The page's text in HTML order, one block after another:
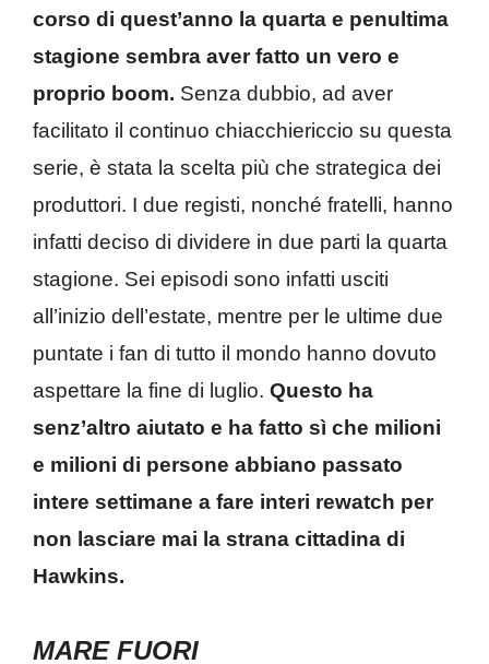
corso di quest’anno la quarta e penultima
stagione sembra aver fatto un vero e
proprio boom. Senza dubbio, ad aver
facilitato il continuo chiacchiericcio su questa
serie, è stata la scelta più che strategica dei
produttori. I due registi, nonché fratelli, hanno
infatti deciso di dividere in due parti la quarta
stagione. Sei episodi sono infatti usciti
all’inizio dell’estate, mentre per le ultime due
puntate i fan di tutto il mondo hanno dovuto
aspettare la fine di luglio. Questo ha
senz’altro aiutato e ha fatto sì che milioni
e milioni di persone abbiano passato
intere settimane a fare interi rewatch per
non lasciare mai la strana cittadina di
Hawkins.
MARE FUORI